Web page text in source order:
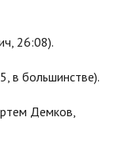
26:08).
в большинстве).
Демков,